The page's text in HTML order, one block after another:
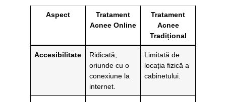
Aspect
Tratament
Acnee Online
Tratament
Acnee
Tradițional
Accesibilitate
Ridicată,
oriunde cu o
conexiune la
internet.
Limitată de
locația fizică a
cabinetului.